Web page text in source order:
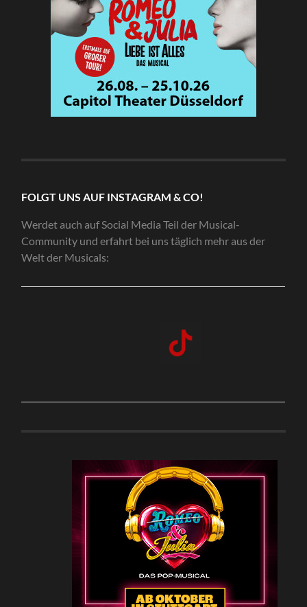
FOLGT UNS AUF INSTAGRAM & CO!
Werdet auch auf Social Media Teil der Musical-
Community und erfahrt bei uns täglich mehr aus der
Welt der Musicals: